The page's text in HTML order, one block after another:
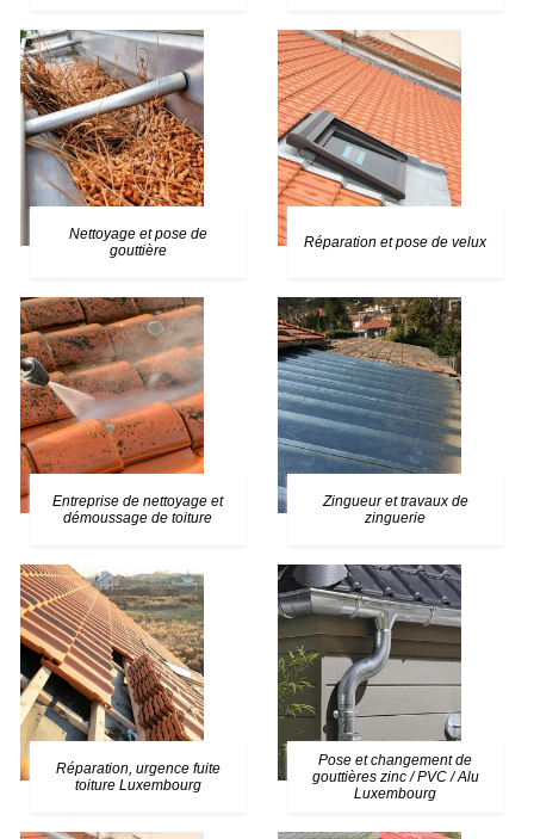
Nettoyage et pose de
gouttière
Réparation et pose de velux
Entreprise de nettoyage et
démoussage de toiture
Zingueur et travaux de
zinguerie
Réparation, urgence fuite
toiture Luxembourg
Pose et changement de
gouttières zinc / PVC / Alu
Luxembourg